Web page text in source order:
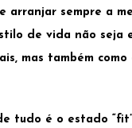
arranjar sempre a
de vida não seja
mas também como
tudo é o estado